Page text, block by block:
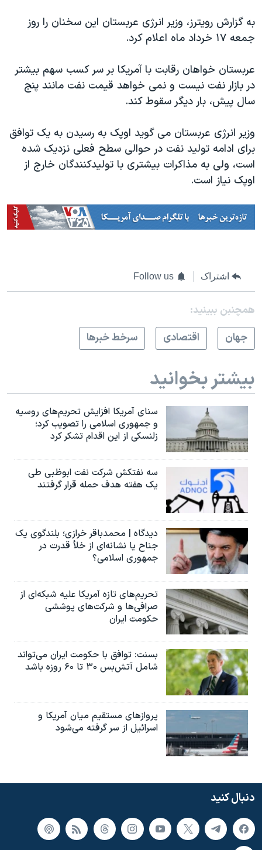
قانون شفافیت دارائی کادر رهبری ایران
اعتراضات مردمی آبان ۹۸
اسرائیل در جنگ
نرگس محمدی برنده جایزه نوبل صلح
همایش محافظه‌کاران آمریکا «سی‌پک»
صفحه‌های ویژه
سفر پرزیدنت ترامپ به چین
به گزارش رویترز، وزیر انرژی عربستان این سخنان را روز
جمعه ۱۷ خرداد ماه اعلام کرد.
عربستان خواهان رقابت با آمریکا بر سر کسب سهم بیشتر
در بازار نفت نیست و نمی خواهد قیمت نفت مانند پنج
سال پیش، بار دیگر سقوط کند.
وزیر انرژی عربستان می گوید اوپک به رسیدن به یک توافق
برای ادامه تولید نفت در حوالی سطح فعلی نزدیک شده
است، ولی به مذاکرات بیشتری با تولیدکنندگان خارج از
اوپک نیاز است.
اشتراک Follow us
همچنبن ببینید:
جهان
اقتصادی سرخط خبرها
بیشتر بخوانید
سنای آمریکا افزایش تحریم‌های روسیه
و جمهوری اسلامی را تصویب کرد؛
زلنسکی از این اقدام تشکر کرد
سه نفتکش شرکت نفت ابوظبی طی
یک هفته هدف حمله قرار گرفتند
دیدگاه | محمدباقر خرازی؛ بلندگوی یک
جناح یا نشانه‌ای از خلأ قدرت در
جمهوری اسلامی؟
تحریم‌های تازه آمریکا علیه شبکه‌ای از
صرافی‌ها و شرکت‌های پوششی
حکومت ایران
بسنت: توافق با حکومت ایران می‌تواند
شامل آتش‌بس ۳۰ تا ۶۰ روزه باشد
پروازهای مستقیم میان آمریکا و
اسرائیل از سر گرفته می‌شود
دنبال کنید